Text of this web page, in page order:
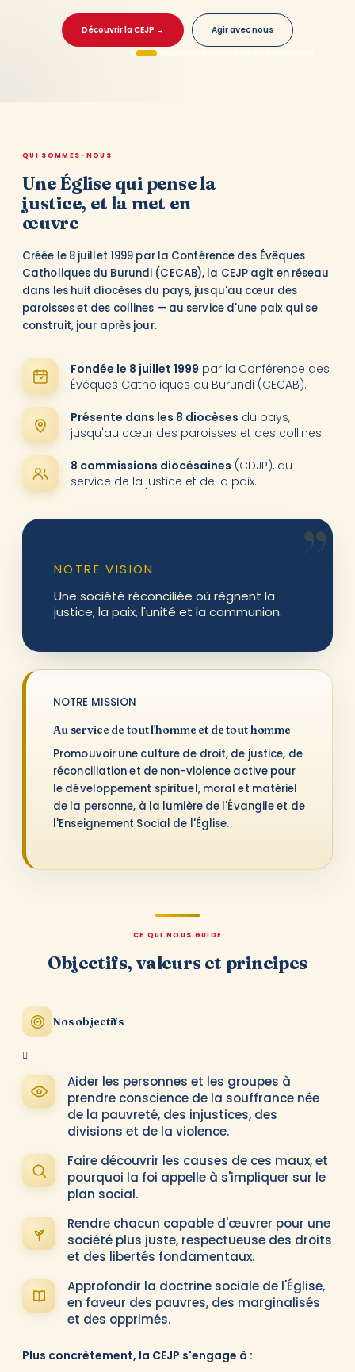
Découvrir la CEJP → Agir avec nous
Commission
Burundi)
lance
un
appel
candidatures
le
recrutement
d'un(e)
Assistant(e)
à
la
Commission
Burundi),
partenariat
avec
HCR,
un
poste
de
Coordonnateur(trice)
de
Projet
QUI SOMMES-NOUS
Une Église qui pense la
justice, et la met en
œuvre
Créée le 8 juillet 1999 par la Conférence des Évêques
Catholiques du Burundi (CECAB), la CEJP agit en réseau
dans les huit diocèses du pays, jusqu'au cœur des
paroisses et des collines — au service d'une paix qui se
construit, jour après jour.
Fondée le 8 juillet 1999 par la Conférence des
Évêques Catholiques du Burundi (CECAB).
Présente dans les 8 diocèses du pays,
jusqu'au cœur des paroisses et des collines.
8 commissions diocésaines (CDJP), au
service de la justice et de la paix.
NOTRE VISION
Une société réconciliée où règnent la
justice, la paix, l'unité et la communion.
NOTRE MISSION
Au service de tout l'homme et de tout homme
Promouvoir une culture de droit, de justice, de
réconciliation et de non-violence active pour
le développement spirituel, moral et matériel
de la personne, à la lumière de l'Évangile et de
l'Enseignement Social de l'Église.
CE QUI NOUS GUIDE
Objectifs, valeurs et principes
Nos objectifs
Aider les personnes et les groupes à
prendre conscience de la souffrance née
de la pauvreté, des injustices, des
divisions et de la violence.
Faire découvrir les causes de ces maux, et
pourquoi la foi appelle à s'impliquer sur le
plan social.
Rendre chacun capable d'œuvrer pour une
société plus juste, respectueuse des droits
et des libertés fondamentaux.
Approfondir la doctrine sociale de l'Église,
en faveur des pauvres, des marginalisés
et des opprimés.
Plus concrètement, la CEJP s'engage à :